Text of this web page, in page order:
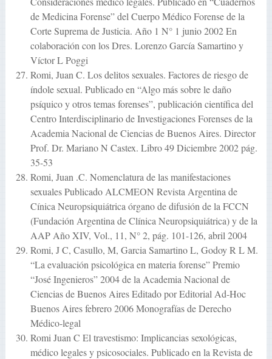
de Medicina Forense” del Cuerpo Médico Forense de la
Corte Suprema de Justicia. Año 1 N° 1 junio 2002 En
colaboración con los Dres. Lorenzo García Samartino y
Víctor L Poggi
Romi, Juan C. Los delitos sexuales. Factores de riesgo de
índole sexual. Publicado en “Algo más sobre le daño
psíquico y otros temas forenses”, publicación científica del
Centro Interdisciplinario de Investigaciones Forenses de la
Academia Nacional de Ciencias de Buenos Aires. Director
Prof. Dr. Mariano N Castex. Libro 49 Diciembre 2002 pág.
35-53
Romi, Juan .C. Nomenclatura de las manifestaciones
sexuales Publicado ALCMEON Revista Argentina de
Cínica Neuropsiquiátrica órgano de difusión de la FCCN
(Fundación Argentina de Clínica Neuropsiquiátrica) y de la
AAP Año XIV, Vol., 11, N° 2, pág. 101-126, abril 2004
Romi, J C, Casullo, M, Garcia Samartino L, Godoy R L M.
“La evaluación psicológica en materia forense” Premio
“José Ingenieros” 2004 de la Academia Nacional de
Ciencias de Buenos Aires Editado por Editorial Ad-Hoc
Buenos Aires febrero 2006 Monografías de Derecho
Médico-legal
Romi Juan C El travestismo: Implicancias sexológicas,
médico legales y psicosociales. Publicado en la Revista de